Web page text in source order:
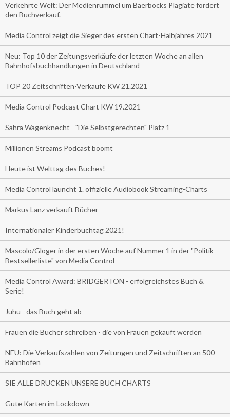
Verkehrte Welt: Der Medienrummel um Baerbocks Plagiate fördert
den Buchverkauf.
Media Control zeigt die Sieger des ersten Chart-Halbjahres 2021
Neu: Top 10 der Zeitungsverkäufe der letzten Woche an allen
Bahnhofsbuchhandlungen in Deutschland
TOP 20 Zeitschriften-Verkäufe KW 21.2021
Media Control Podcast Chart KW 19.2021
Sahra Wagenknecht - "Die Selbstgerechten" Platz 1
Millionen Streams Podcast boomt
Heute ist Welttag des Buches!
Media Control launcht 1. offizielle Audiobook Streaming-Charts
Markus Lanz verkauft Bücher
Internationaler Kinderbuchtag 2021!
Mascolo/Gloger in der ersten Woche auf Nummer 1 in der "Politik-
Bestsellerliste" von Media Control
Media Control Award: BRIDGERTON - erfolgreichstes Buch &
Serie!
Juhu - das Buch geht ab
Frauen die Bücher schreiben - die von Frauen gekauft werden
NEU: Die Verkaufszahlen von Zeitungen und Zeitschriften an 500
Bahnhöfen
SIE ALLE DRUCKEN UNSERE BUCH CHARTS
Gute Karten im Lockdown